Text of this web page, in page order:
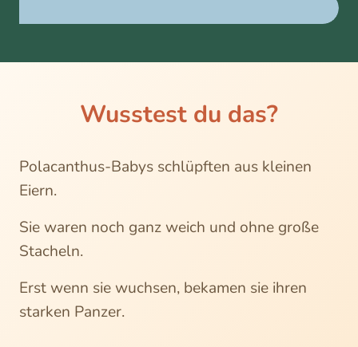
Wusstest du das?
Polacanthus-Babys schlüpften aus kleinen
Eiern.
Sie waren noch ganz weich und ohne große
Stacheln.
Erst wenn sie wuchsen, bekamen sie ihren
starken Panzer.